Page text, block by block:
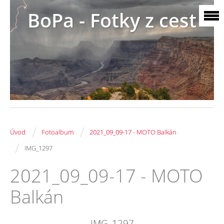
BoPa - Fotky z cest
Úvod / Fotoalbum / 2021_09_09-17 - MOTO Balkán
/ IMG_1297
2021_09_09-17 - MOTO
Balkán